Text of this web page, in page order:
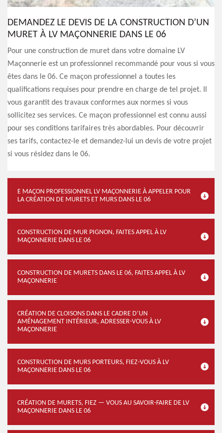
DEMANDEZ LE DEVIS DE LA CONSTRUCTION D’UN
MURET À LV MAÇONNERIE DANS LE 06
Pour une construction de muret dans votre domaine LV
Maçonnerie est un professionnel recommandé pour vous si vous
êtes dans le 06. Ce maçon professionnel a toutes les
qualifications requises pour prendre en charge de tel projet. Il
vous garantit des travaux conformes aux normes si vous
sollicitez ses services. Ce maçon professionnel est connu aussi
pour ses conditions tarifaires très abordables. Pour découvrir
ses tarifs, contactez-le et demandez-lui un devis de votre projet
si vous résidez dans le 06.
E MAÇON PROFESSIONNEL LV MAÇONNERIE À APPELER POUR
LA CRÉATION DE MURETS ET MURS DANS LE 06
CONSTRUCTION DE MUR PIGNON, FAITES APPEL À LV
MAÇONNERIE DANS LE 06
CONSTRUCTION DE MURETS DANS LE 06, FAITES APPEL À LV
MAÇONNERIE
CRÉATION DE CLOISONS DANS LE CADRE D’UN
AMÉNAGEMENT INTÉRIEUR, ADRESSER-VOUS À LV
MAÇONNERIE
CONSTRUCTION DE MURS PORTEURS, FIEZ-VOUS À LV
MAÇONNERIE DANS LE 06
CRÉATION DE MURETS, FIEZ — VOUS AU SAVOIR-FAIRE DE LV
MAÇONNERIE DANS LE 06